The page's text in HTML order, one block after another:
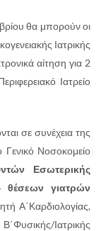
θα μπορούν οι
Ιατρικής
αίτηση για 2
Ιατρείο
σε συνέχεια της
Νοσοκομείο
Εσωτερικής
θέσεων γιατρών
Α΄Καρδιολογίας,
Ιατρικής